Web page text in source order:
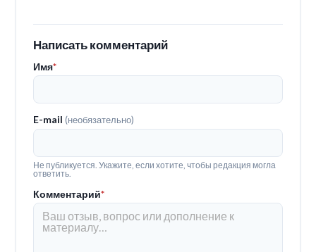
Написать комментарий
Имя*
E-mail(необязательно)
Не публикуется. Укажите, если хотите, чтобы редакция могла
ответить.
Комментарий*